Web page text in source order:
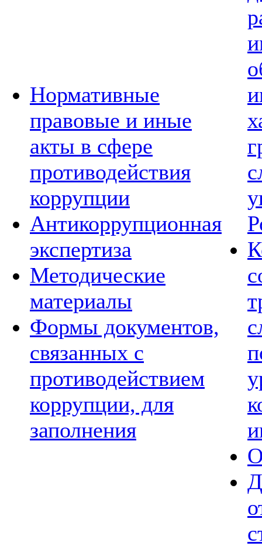
Нормативные
правовые и иные
акты в сфере
противодействия
коррупции
Антикоррупционная
экспертиза
Методические
материалы
Формы документов,
связанных с
противодействием
коррупции, для
заполнения